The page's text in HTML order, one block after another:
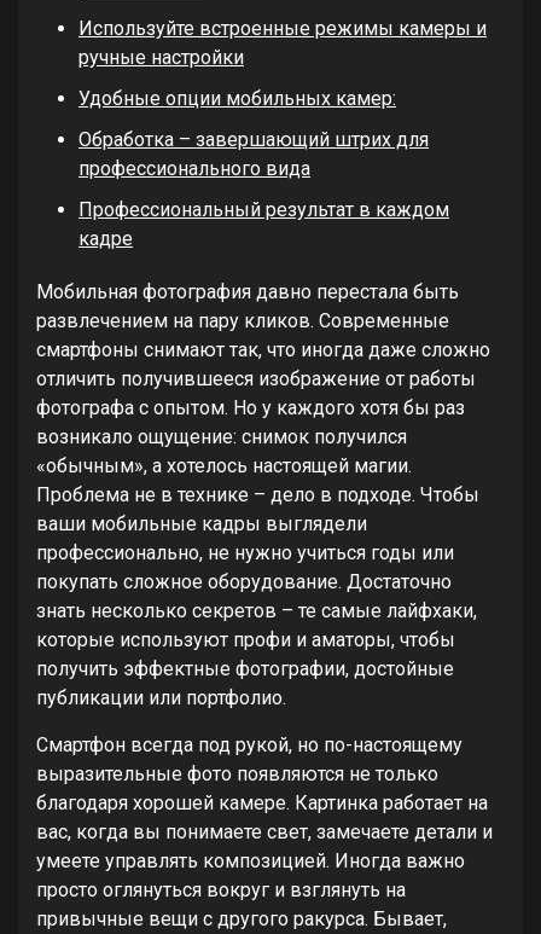
Используйте встроенные режимы камеры и
ручные настройки
Удобные опции мобильных камер:
Обработка – завершающий штрих для
профессионального вида
Профессиональный результат в каждом
кадре
Мобильная фотография давно перестала быть
развлечением на пару кликов. Современные
смартфоны снимают так, что иногда даже сложно
отличить получившееся изображение от работы
фотографа с опытом. Но у каждого хотя бы раз
возникало ощущение: снимок получился
«обычным», а хотелось настоящей магии.
Проблема не в технике – дело в подходе. Чтобы
ваши мобильные кадры выглядели
профессионально, не нужно учиться годы или
покупать сложное оборудование. Достаточно
знать несколько секретов – те самые лайфхаки,
которые используют профи и аматоры, чтобы
получить эффектные фотографии, достойные
публикации или портфолио.
Смартфон всегда под рукой, но по-настоящему
выразительные фото появляются не только
благодаря хорошей камере. Картинка работает на
вас, когда вы понимаете свет, замечаете детали и
умеете управлять композицией. Иногда важно
просто оглянуться вокруг и взглянуть на
привычные вещи с другого ракурса. Бывает,